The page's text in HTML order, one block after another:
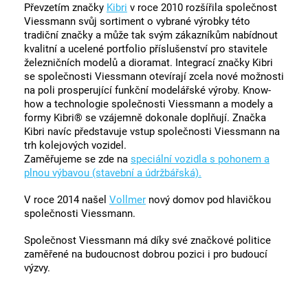
Převzetím značky Kibri v roce 2010 rozšířila společnost
Viessmann svůj sortiment o vybrané výrobky této
tradiční značky a může tak svým zákazníkům nabídnout
kvalitní a ucelené portfolio příslušenství pro stavitele
železničních modelů a dioramat. Integrací značky Kibri
se společnosti Viessmann otevírají zcela nové možnosti
na poli prosperující funkční modelářské výroby. Know-
how a technologie společnosti Viessmann a modely a
formy Kibri® se vzájemně dokonale doplňují. Značka
Kibri navíc představuje vstup společnosti Viessmann na
trh kolejových vozidel.
Zaměřujeme se zde na speciální vozidla s pohonem a
plnou výbavou (stavební a údržbářská).
V roce 2014 našel Vollmer nový domov pod hlavičkou
společnosti Viessmann.
Společnost Viessmann má díky své značkové politice
zaměřené na budoucnost dobrou pozici i pro budoucí
výzvy.